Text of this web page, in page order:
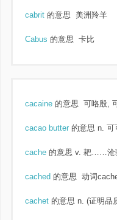
cabrit 的意思 美洲羚羊
Cabus 的意思 卡比
cacaine 的意思 可咯殷,
cacao butter 的意思 n. 可
cache 的意思 v. 耙……沧
cached 的意思 动词
cachet 的意思 n. (证明品